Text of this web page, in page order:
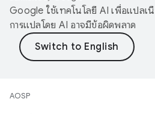
Google ใช้เทคโนโลยี AI เพื่อแปลเ
การแปลโดย AI อาจมีข้อผิดพลาด
AOSP